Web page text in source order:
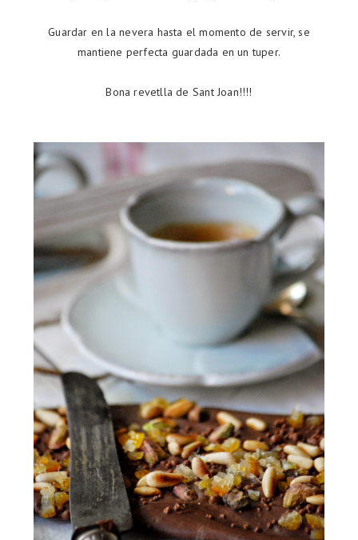
Guardar en la nevera hasta el momento de servir, se
mantiene perfecta guardada en un tuper.
Bona revetlla de Sant Joan!!!!